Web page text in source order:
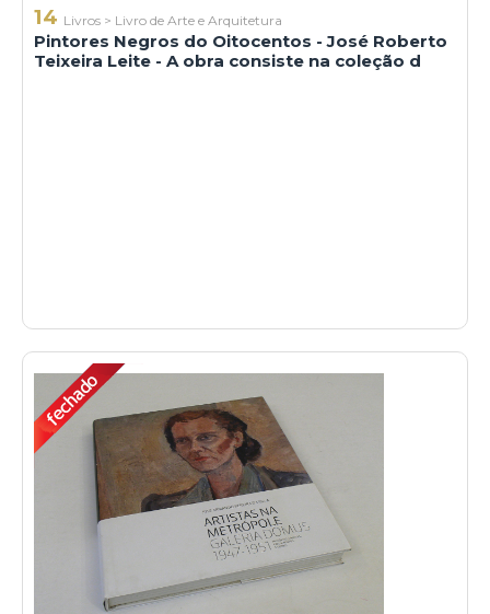
14 Livros > Livro de Arte e Arquitetura
Pintores Negros do Oitocentos - José Roberto
Teixeira Leite - A obra consiste na coleção d